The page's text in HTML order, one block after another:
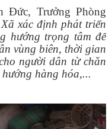
Đức, Trưởng Phòng
Xã xác định phát triển
hướng trọng tâm để
vùng biên, thời gian
người dân từ chăn
hàng hóa,...